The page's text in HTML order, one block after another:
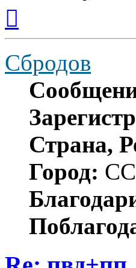
началу
Сбродов
Страна,
Город: